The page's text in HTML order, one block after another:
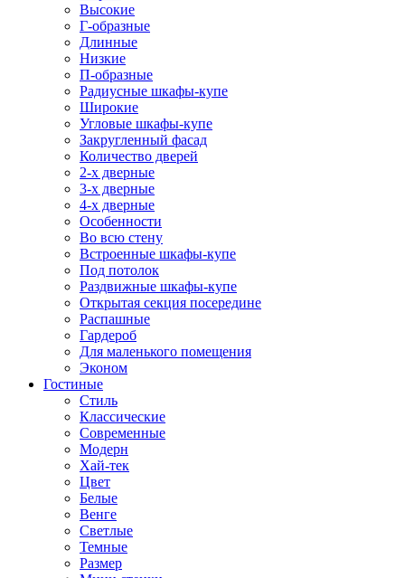
Высокие
Г-образные
Длинные
Низкие
П-образные
Радиусные шкафы-купе
Широкие
Угловые шкафы-купе
Закругленный фасад
Количество дверей
2-х дверные
3-х дверные
4-х дверные
Особенности
Во всю стену
Встроенные шкафы-купе
Под потолок
Раздвижные шкафы-купе
Открытая секция посередине
Распашные
Гардероб
Для маленького помещения
Эконом
Гостиные
Стиль
Классические
Современные
Модерн
Хай-тек
Цвет
Белые
Венге
Светлые
Темные
Размер